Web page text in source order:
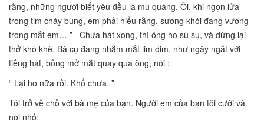
rằng, những người biết yêu đều là mù quáng. Ôi, khi ngọn lửa
trong tim cháy bùng, em phải hiểu rằng, sương khói đang vương
trong mắt em… ” Chưa hát xong, thì ông ho sù sụ, và dừng lại
thở khò khè. Bà cụ đang nhắm mắt lim dim, như ngây ngất với
tiếng hát, bỗng mở mắt quay qua ông, nói :
“ Lại ho nữa rồi. Khổ chưa. ”
Tôi trở về chỗ với bà mẹ của bạn. Người em của bạn tôi cười và
nói nhỏ: